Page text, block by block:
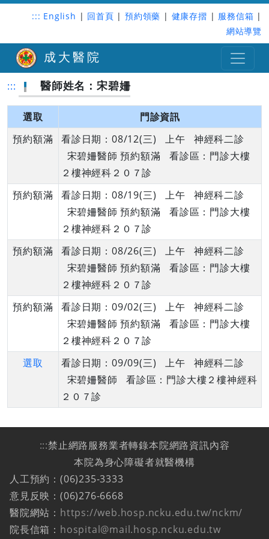
::: English | 回首頁 | 預約領藥 | 健康存摺 | 服務信箱 |
網站導覽
成大醫院
::: 醫師姓名：宋碧姍
選取
門診資訊
預約額滿
看診日期：08/12(三) 上午 神經科二診
宋碧姍醫師 預約額滿 看診區：門診大樓
２樓神經科２０７診
預約額滿
看診日期：08/19(三) 上午 神經科二診
宋碧姍醫師 預約額滿 看診區：門診大樓
２樓神經科２０７診
預約額滿
看診日期：08/26(三) 上午 神經科二診
宋碧姍醫師 預約額滿 看診區：門診大樓
２樓神經科２０７診
預約額滿
看診日期：09/02(三) 上午 神經科二診
宋碧姍醫師 預約額滿 看診區：門診大樓
２樓神經科２０７診
選取
看診日期：09/09(三) 上午 神經科二診
宋碧姍醫師 看診區：門診大樓２樓神經科
２０７診
:::禁止網路服務業者轉錄本院網路資訊內容
本院為身心障礙者就醫機構
人工預約：(06)235-3333
意見反映：(06)276-6668
醫院網站： https://web.hosp.ncku.edu.tw/nckm/
院長信箱： hospital@mail.hosp.ncku.edu.tw